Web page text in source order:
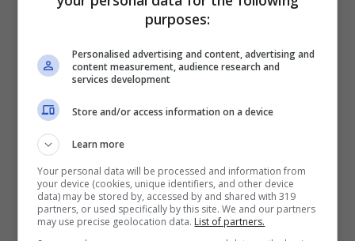
purposes:
Personalised advertising and content, advertising and
content measurement, audience research and
services development
Store and/or access information on a device
Learn more
Your personal data will be processed and information from
your device (cookies, unique identifiers, and other device
data) may be stored by, accessed by and shared with 319
partners, or used specifically by this site. We and our partners
may use precise geolocation data. List of partners.